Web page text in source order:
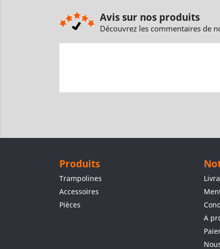
Avis sur nos produits
Découvrez les commentaires de
Produits
Trampolines
Accessoires
Pièces
A